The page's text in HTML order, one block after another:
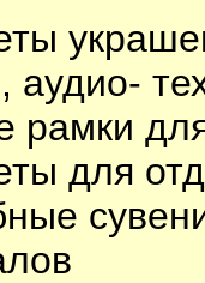
аудио-
рамки
для